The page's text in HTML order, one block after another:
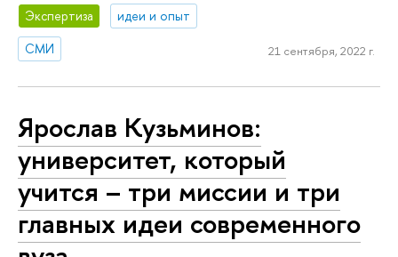
Экспертиза
идеи и опыт
СМИ
21 сентября, 2022 г.
Ярослав Кузьминов:
университет, который
учится – три миссии и три
главных идеи современного